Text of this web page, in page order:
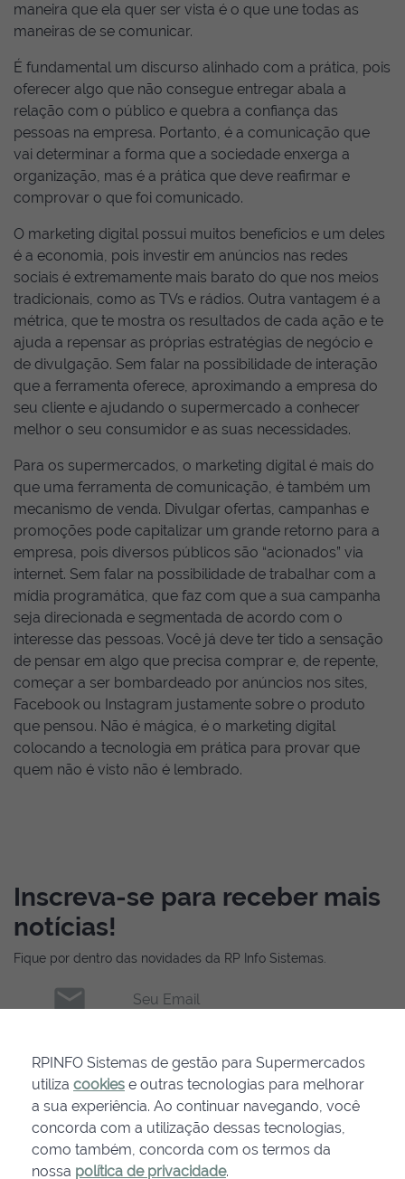
maneira que ela quer ser vista é o que une todas as
maneiras de se comunicar.
É fundamental um discurso alinhado com a prática, pois
oferecer algo que não consegue entregar abala a
relação com o público e quebra a confiança das
pessoas na empresa. Portanto, é a comunicação que
vai determinar a forma que a sociedade enxerga a
organização, mas é a prática que deve reafirmar e
comprovar o que foi comunicado.
O marketing digital possui muitos benefícios e um deles
é a economia, pois investir em anúncios nas redes
sociais é extremamente mais barato do que nos meios
tradicionais, como as TVs e rádios. Outra vantagem é a
métrica, que te mostra os resultados de cada ação e te
ajuda a repensar as próprias estratégias de negócio e
de divulgação. Sem falar na possibilidade de interação
que a ferramenta oferece, aproximando a empresa do
seu cliente e ajudando o supermercado a conhecer
melhor o seu consumidor e as suas necessidades.
Para os supermercados, o marketing digital é mais do
que uma ferramenta de comunicação, é também um
mecanismo de venda. Divulgar ofertas, campanhas e
promoções pode capitalizar um grande retorno para a
empresa, pois diversos públicos são “acionados” via
internet. Sem falar na possibilidade de trabalhar com a
mídia programática, que faz com que a sua campanha
seja direcionada e segmentada de acordo com o
interesse das pessoas. Você já deve ter tido a sensação
de pensar em algo que precisa comprar e, de repente,
começar a ser bombardeado por anúncios nos sites,
Facebook ou Instagram justamente sobre o produto
que pensou. Não é mágica, é o marketing digital
colocando a tecnologia em prática para provar que
quem não é visto não é lembrado.
Inscreva-se para receber mais
notícias!
Fique por dentro das novidades da RP Info Sistemas.
email Seu Email
RPINFO Sistemas de gestão para Supermercados
utiliza cookies e outras tecnologias para melhorar
a sua experiência. Ao continuar navegando, você
concorda com a utilização dessas tecnologias,
como também, concorda com os termos da
nossa política de privacidade.